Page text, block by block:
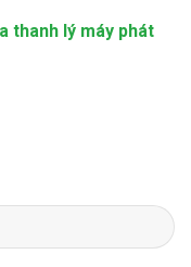
thanh lý máy phát